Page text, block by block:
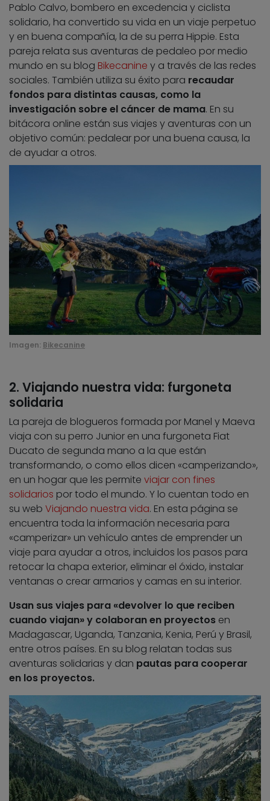
Pablo Calvo, bombero en excedencia y ciclista
solidario, ha convertido su vida en un viaje perpetuo
y en buena compañía, la de su perra Hippie. Esta
pareja relata sus aventuras de pedaleo por medio
mundo en su blog Bikecanine y a través de las redes
sociales. También utiliza su éxito para recaudar
fondos para distintas causas, como la
investigación sobre el cáncer de mama. En su
bitácora online están sus viajes y aventuras con un
objetivo común: pedalear por una buena causa, la
de ayudar a otros.
Imagen: Bikecanine
2. Viajando nuestra vida: furgoneta
solidaria
La pareja de blogueros formada por Manel y Maeva
viaja con su perro Junior en una furgoneta Fiat
Ducato de segunda mano a la que están
transformando, o como ellos dicen «camperizando»,
en un hogar que les permite viajar con fines
solidarios por todo el mundo. Y lo cuentan todo en
su web Viajando nuestra vida. En esta página se
encuentra toda la información necesaria para
«camperizar» un vehículo antes de emprender un
viaje para ayudar a otros, incluidos los pasos para
retocar la chapa exterior, eliminar el óxido, instalar
ventanas o crear armarios y camas en su interior.
Usan sus viajes para «devolver lo que reciben
cuando viajan» y colaboran en proyectos en
Madagascar, Uganda, Tanzania, Kenia, Perú y Brasil,
entre otros países. En su blog relatan todas sus
aventuras solidarias y dan pautas para cooperar
en los proyectos.